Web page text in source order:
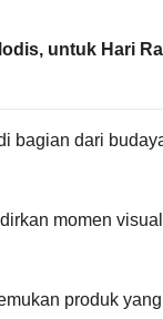
untuk Hari
bagian dari
momen
produk